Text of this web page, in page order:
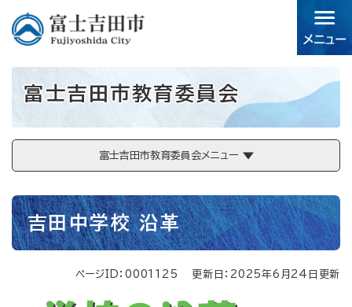
の
す。
富士吉田市教育委員会
富士吉田市教育委員会メニュー
本
文 吉田中学校 沿革
ページID：0001125 更新日：2025年6月24日更新